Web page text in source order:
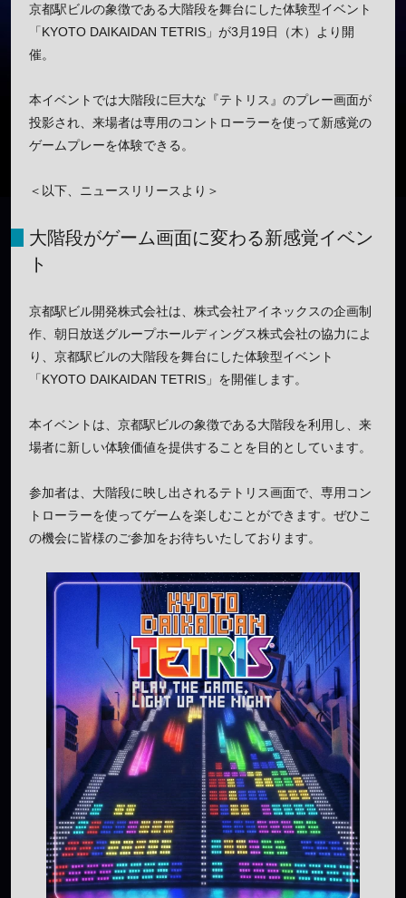
京都駅ビルの象徴である大階段を舞台にした体験型イベント
「KYOTO DAIKAIDAN TETRIS」が3月19日（木）より開
催。
本イベントでは大階段に巨大な『テトリス』のプレー画面が
投影され、来場者は専用のコントローラーを使って新感覚の
ゲームプレーを体験できる。
＜以下、ニュースリリースより＞
大階段がゲーム画面に変わる新感覚イベン
ト
京都駅ビル開発株式会社は、株式会社アイネックスの企画制
作、朝日放送グループホールディングス株式会社の協力によ
り、京都駅ビルの大階段を舞台にした体験型イベント
「KYOTO DAIKAIDAN TETRIS」を開催します。
本イベントは、京都駅ビルの象徴である大階段を利用し、来
場者に新しい体験価値を提供することを目的としています。
参加者は、大階段に映し出されるテトリス画面で、専用コン
トローラーを使ってゲームを楽しむことができます。ぜひこ
の機会に皆様のご参加をお待ちいたしております。